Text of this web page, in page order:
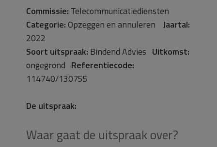
Commissie: Telecommunicatiediensten
Categorie:Opzeggen en annuleren Jaartal:
2022
Soort uitspraak: Bindend Advies Uitkomst:
ongegrond Referentiecode:
114740/130755
De uitspraak:
Waar gaat de uitspraak over?